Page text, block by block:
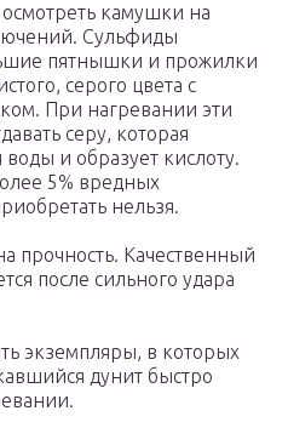
камушки на
Сульфиды
пятнышки и прожилки
серого цвета с
При нагревании эти
серу, которая
и образует кислоту.
5% вредных
нельзя.
прочность. Качественный
после сильного удара
экземпляры, в которых
дунит быстро